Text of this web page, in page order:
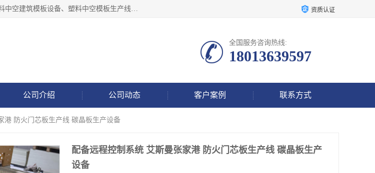
张家港市艾成机械有限公司主要经营pp中空建筑模板生产线、中空塑料模板设备、塑料中空建筑模板设备、塑料中空模板生产线、中空塑料建筑模板机器系列及相关辅机设备等。我们将不断超越自我，一如既往地为客户设计价值，竭诚为您提供更优质的技术、产品和服务！ 资质认证
全国服务咨询热线:
18013639597
公司介绍 公司动态 客户案例 联系方式
港 防火门芯板生产线 碳晶板生产设备
配备远程控制系统 艾斯曼张家港 防火门芯板生产线 碳晶板生产
设备